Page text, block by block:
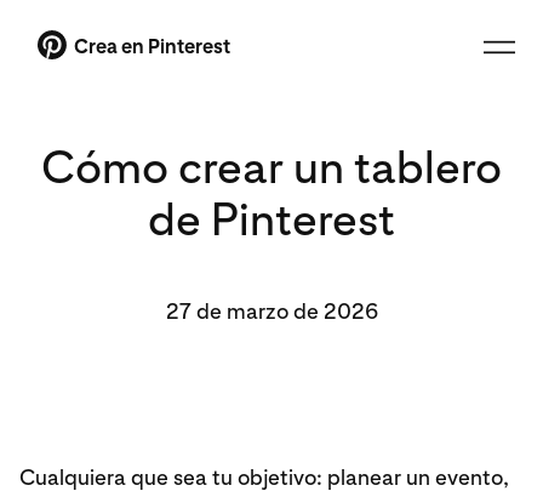
Crea en Pinterest
Cómo crear un tablero
de Pinterest
27 de marzo de 2026
Cualquiera que sea tu objetivo: planear un evento,